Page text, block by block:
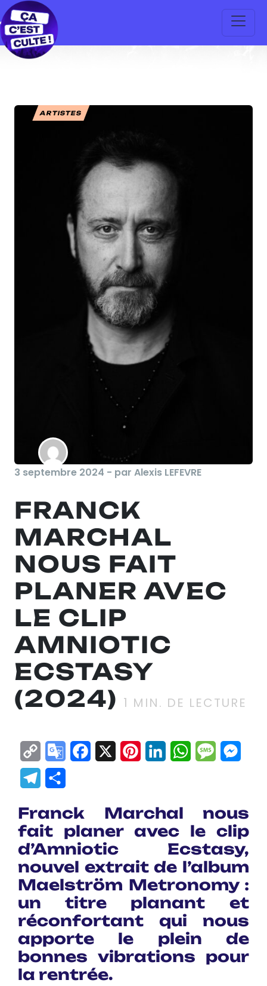
ARTISTES
3 septembre 2024 - par Alexis LEFEVRE
FRANCK
MARCHAL
NOUS FAIT
PLANER AVEC
LE CLIP
AMNIOTIC
ECSTASY
(2024) 1 MIN. DE LECTURE
Copy
Link
GoogleFacebook
X Pinterest
LinkedInWhatsApp
Telegram
Franck Marchal nous
fait planer avec le clip
d’Amniotic Ecstasy,
nouvel extrait de l’album
Maelström Metronomy :
un titre planant et
réconfortant qui nous
apporte le plein de
bonnes vibrations pour
la rentrée.